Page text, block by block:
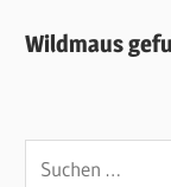
Wildmaus